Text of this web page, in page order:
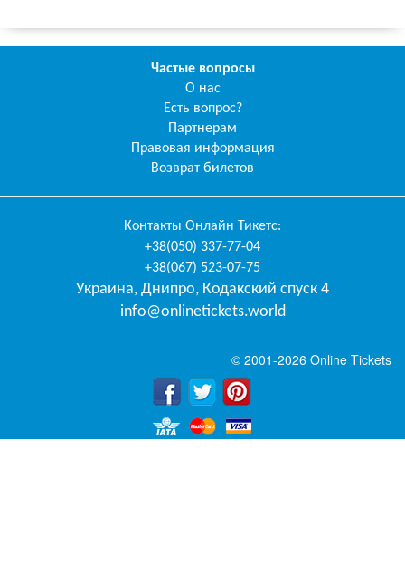
Частые вопросы
О нас
Есть вопрос?
Партнерам
Правовая информация
Возврат билетов
Контакты Онлайн Тикетс:
+38(050) 337-77-04
+38(067) 523-07-75
Украина, Днипро, Кодакский спуск 4
info@onlinetickets.world
© 2001-2026 Online Tickets